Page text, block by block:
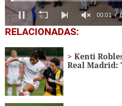
0
seconds
1
minute,
56
seconds
RELACIONADAS:
Kenti
Real